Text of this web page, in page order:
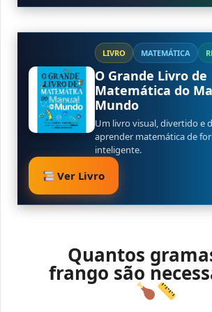
LIVRO MATEMÁTICA
O Grande Livro de
Matemática do
Mundo
Um livro visual, divertido e
aprender matemática de
inteligente.
Ver Livro
Quantos
frango são